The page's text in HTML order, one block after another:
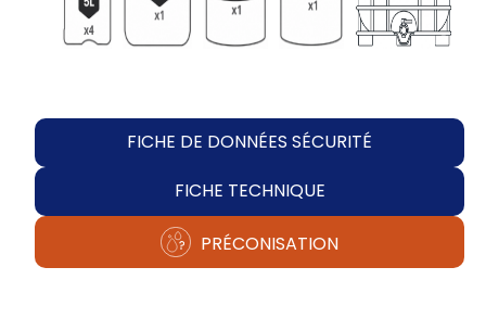
FICHE DE DONNÉES SÉCURITÉ
FICHE TECHNIQUE
PRÉCONISATION